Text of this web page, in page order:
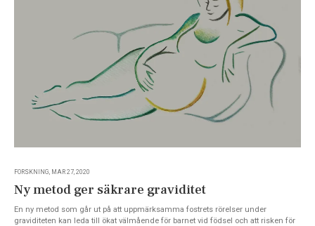
FORSKNING, MAR 27, 2020
Ny metod ger säkrare graviditet
En ny metod som går ut på att uppmärksamma fostrets rörelser under
graviditeten kan leda till ökat välmående för barnet vid födsel och att risken för